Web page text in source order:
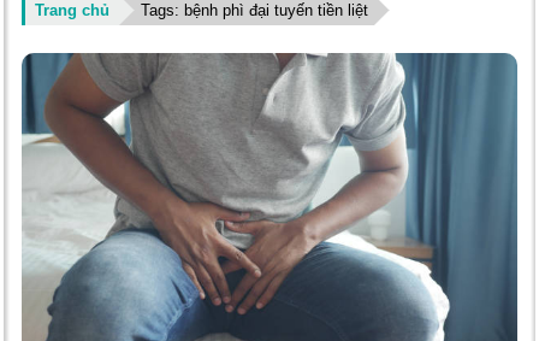
Trang chủ Tags: bệnh phì đại tuyến tiền liệt